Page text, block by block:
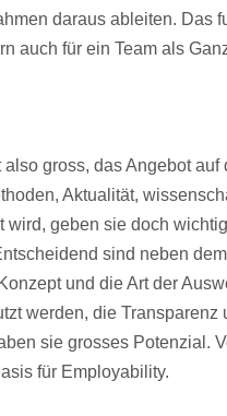
daraus ableiten. Das
auch für ein Team als
gross, das Angebot auf
Aktualität,
wird, geben sie doch
sind neben dem
und die Art der
werden, die Transparenz
sie grosses Potenzial.
für Employability.